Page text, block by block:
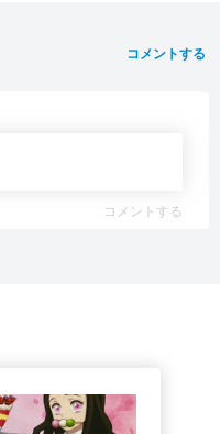
コメントする
コメントする